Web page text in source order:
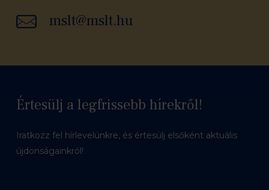
mslt@mslt.hu
Értesülj a legfrissebb hírekről!
Iratkozz fel hírlevelünkre, és értesülj elsőként aktuális
újdonságainkról!